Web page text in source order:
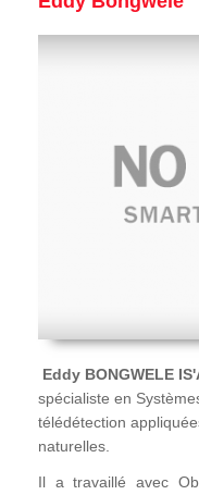
Eddy BONGWELE
spécialiste en
télédétection
naturelles.
Il a travaillé avec